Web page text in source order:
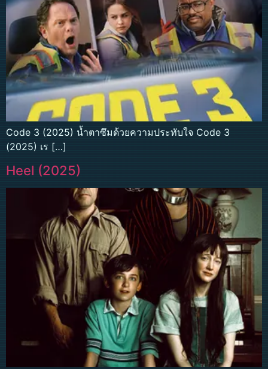
Code 3 (2025) น้ำตาซึมด้วยความประทับใจ Code 3
(2025) เร […]
Heel (2025)